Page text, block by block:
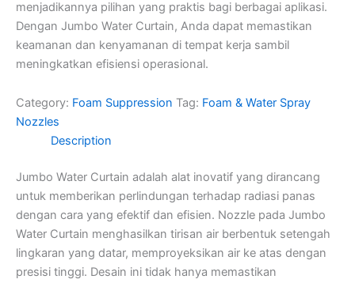
menjadikannya pilihan yang praktis bagi berbagai aplikasi.
Dengan Jumbo Water Curtain, Anda dapat memastikan
keamanan dan kenyamanan di tempat kerja sambil
meningkatkan efisiensi operasional.
Category: Foam Suppression Tag: Foam & Water Spray
Nozzles
Description
Jumbo Water Curtain adalah alat inovatif yang dirancang
untuk memberikan perlindungan terhadap radiasi panas
dengan cara yang efektif dan efisien. Nozzle pada Jumbo
Water Curtain menghasilkan tirisan air berbentuk setengah
lingkaran yang datar, memproyeksikan air ke atas dengan
presisi tinggi. Desain ini tidak hanya memastikan